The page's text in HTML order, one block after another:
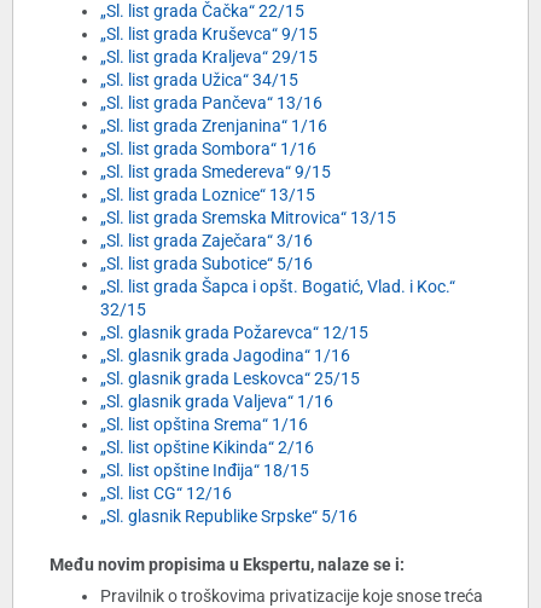
„Sl. list grada Čačka“ 22/15
„Sl. list grada Kruševca“ 9/15
„Sl. list grada Kraljeva“ 29/15
„Sl. list grada Užica“ 34/15
„Sl. list grada Pančeva“ 13/16
„Sl. list grada Zrenjanina“ 1/16
„Sl. list grada Sombora“ 1/16
„Sl. list grada Smedereva“ 9/15
„Sl. list grada Loznice“ 13/15
„Sl. list grada Sremska Mitrovica“ 13/15
„Sl. list grada Zaječara“ 3/16
„Sl. list grada Subotice“ 5/16
„Sl. list grada Šapca i opšt. Bogatić, Vlad. i Koc.“
32/15
„Sl. glasnik grada Požarevca“ 12/15
„Sl. glasnik grada Jagodina“ 1/16
„Sl. glasnik grada Leskovca“ 25/15
„Sl. glasnik grada Valjeva“ 1/16
„Sl. list opština Srema“ 1/16
„Sl. list opštine Kikinda“ 2/16
„Sl. list opštine Inđija“ 18/15
„Sl. list CG“ 12/16
„Sl. glasnik Republike Srpske“ 5/16
Među novim propisima u Ekspertu, nalaze se i:
Pravilnik o troškovima privatizacije koje snose treća